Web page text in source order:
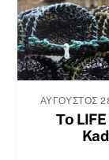
ΑΎΓΟΥΣΤΟΣ
Το